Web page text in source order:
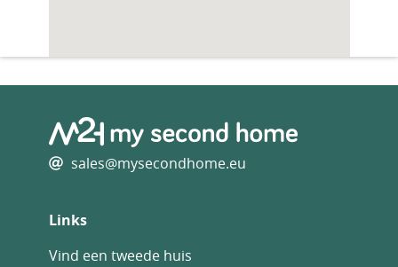
sales@mysecondhome.eu
Links
Vind een tweede huis